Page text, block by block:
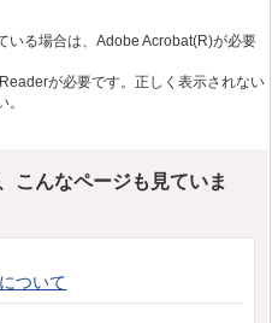
る場合は、Adobe Acrobat(R)が必要
が必要です。正しく表示されない
。
こんなページも見ていま
ついて